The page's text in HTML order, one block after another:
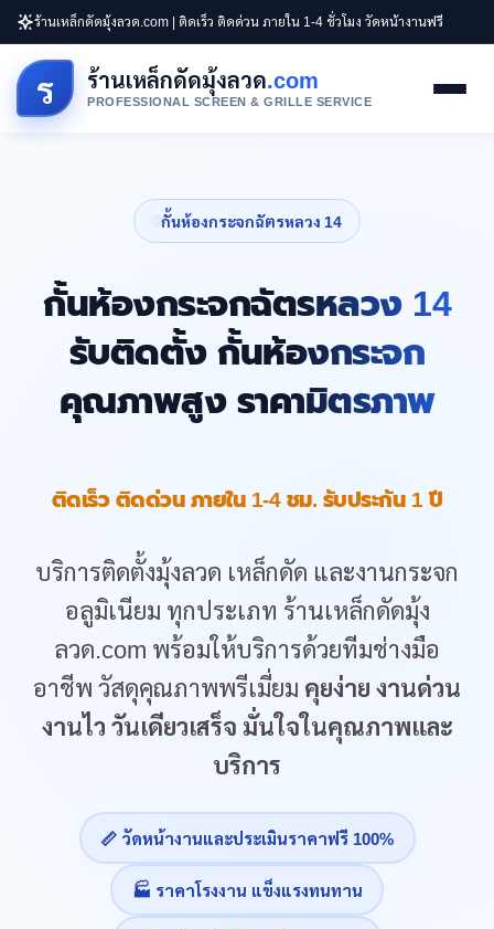
ร้านเหล็กดัดมุ้งลวด.com | ติดเร็ว ติดด่วน ภายใน 1-4 ชั่วโมง วัดหน้างานฟรี
ร ร้านเหล็กดัดมุ้งลวด.com
PROFESSIONAL SCREEN & GRILLE SERVICE
กั้นห้องกระจกฉัตรหลวง 14
กั้นห้องกระจกฉัตรหลวง 14
รับติดตั้ง กั้นห้องกระจก
คุณภาพสูง ราคามิตรภาพ
ติดเร็ว ติดด่วน ภายใน 1-4 ชม. รับประกัน 1 ปี
บริการติดตั้งมุ้งลวด เหล็กดัด และงานกระจก
อลูมิเนียม ทุกประเภท ร้านเหล็กดัดมุ้ง
ลวด.com พร้อมให้บริการด้วยทีมช่างมือ
อาชีพ วัสดุคุณภาพพรีเมี่ยม คุยง่าย งานด่วน
งานไว วันเดียวเสร็จ มั่นใจในคุณภาพและ
บริการ
📏 วัดหน้างานและประเมินราคาฟรี 100%
🏭 ราคาโรงงาน แข็งแรงทนทาน